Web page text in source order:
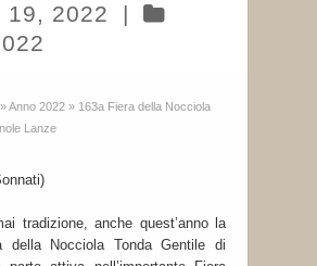
19, 2022
|
»Anno 2022 » 163a Fiera della Nocciola
Lanze
tradizione, anche quest’anno la
della Nocciola Tonda Gentile di